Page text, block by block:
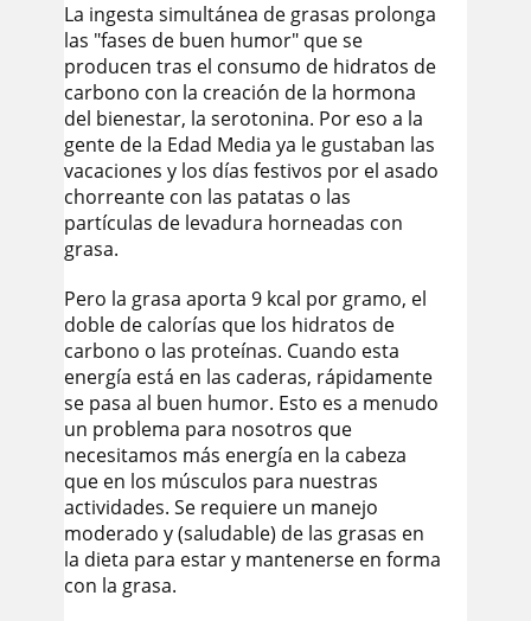
La ingesta simultánea de grasas prolonga
las "fases de buen humor" que se
producen tras el consumo de hidratos de
carbono con la creación de la hormona
del bienestar, la serotonina. Por eso a la
gente de la Edad Media ya le gustaban las
vacaciones y los días festivos por el asado
chorreante con las patatas o las
partículas de levadura horneadas con
grasa.
Pero la grasa aporta 9 kcal por gramo, el
doble de calorías que los hidratos de
carbono o las proteínas. Cuando esta
energía está en las caderas, rápidamente
se pasa al buen humor. Esto es a menudo
un problema para nosotros que
necesitamos más energía en la cabeza
que en los músculos para nuestras
actividades. Se requiere un manejo
moderado y (saludable) de las grasas en
la dieta para estar y mantenerse en forma
con la grasa.